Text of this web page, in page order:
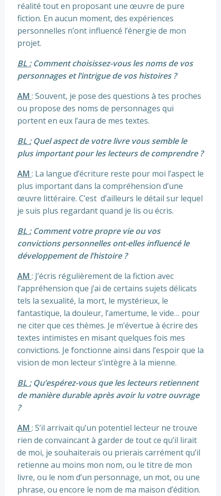
réalité tout en proposant une œuvre de pure
fiction. En aucun moment, des expériences
personnelles n’ont influencé l’énergie de mon
projet.
BL : Comment choisissez-vous les noms de vos
personnages et l’intrigue de vos histoires ?
AM : Souvent, je pose des questions à tes proches
ou propose des noms de personnages qui
portent en eux l’aura de mes textes.
BL : Quel aspect de votre livre vous semble le
plus important pour les lecteurs de comprendre ?
AM : La langue d’écriture reste pour moi l’aspect le
plus important dans la compréhension d’une
œuvre littéraire. C’est d’ailleurs le détail sur lequel
je suis plus regardant quand je lis ou écris.
BL : Comment votre propre vie ou vos
convictions personnelles ont-elles influencé le
développement de l’histoire ?
AM : J’écris régulièrement de la fiction avec
l’appréhension que j’ai de certains sujets délicats
tels la sexualité, la mort, le mystérieux, le
fantastique, la douleur, l’amertume, le vide… pour
ne citer que ces thèmes. Je m’évertue à écrire des
textes intimistes en misant quelques fois mes
convictions. Je fonctionne ainsi dans l’espoir que la
vision de mon lecteur s’intègre à la mienne.
BL : Qu’espérez-vous que les lecteurs retiennent
de manière durable après avoir lu votre ouvrage
?
AM : S’il arrivait qu’un potentiel lecteur ne trouve
rien de convaincant à garder de tout ce qu’il lirait
de moi, je souhaiterais ou prierais carrément qu’il
retienne au moins mon nom, ou le titre de mon
livre, ou le nom d’un personnage, un mot, ou une
phrase, ou encore le nom de ma maison d’édition.